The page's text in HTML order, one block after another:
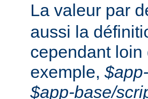
La valeur par
aussi la
cependant loin
exemple,
$app-base/